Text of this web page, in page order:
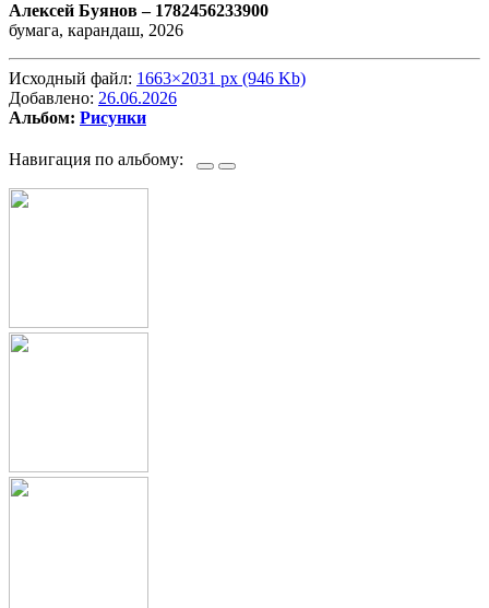
Алексей Буянов – 1782456233900
бумага, карандаш, 2026
Исходный файл: 1663×2031 px (946 Kb)
Добавлено: 26.06.2026
Альбом: Рисунки
Навигация по альбому: